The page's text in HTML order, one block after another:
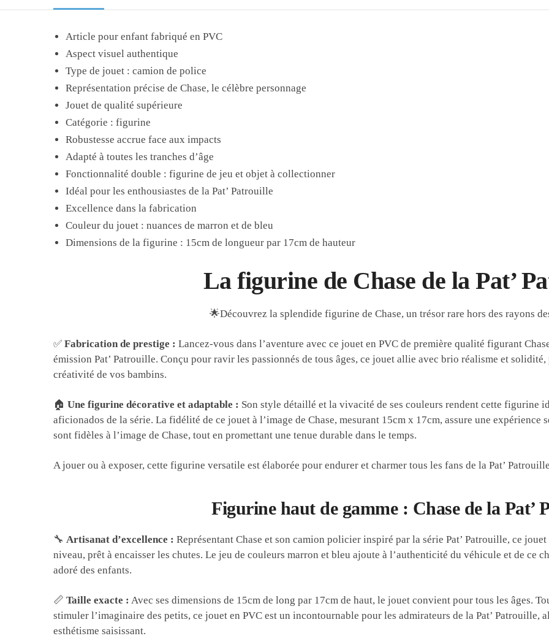
Article pour enfant fabriqué en PVC
Aspect visuel authentique
Type de jouet : camion de police
Représentation précise de Chase, le célèbre personnage
Jouet de qualité supérieure
Catégorie : figurine
Robustesse accrue face aux impacts
Adapté à toutes les tranches d’âge
Fonctionnalité double : figurine de jeu et objet à collectionner
Idéal pour les enthousiastes de la Pat’ Patrouille
Excellence dans la fabrication
Couleur du jouet : nuances de marron et de bleu
Dimensions de la figurine : 15cm de longueur par 17cm de hauteur
La figurine de Chase de la Pat’
🌟Découvrez la splendide figurine de Chase, un trésor rare hors des rayons
✅Fabrication de prestige : Lancez-vous dans l’aventure avec ce jouet en PVC de première qualité figurant
émission Pat’ Patrouille. Conçu pour ravir les passionnés de tous âges, ce jouet allie avec brio réalisme et
créativité de vos bambins.
🏠Une figurine décorative et adaptable : Son style détaillé et la vivacité de ses couleurs rendent cette figurine
aficionados de la série. La fidélité de ce jouet à l’image de Chase, mesurant 15cm x 17cm, assure une
sont fidèles à l’image de Chase, tout en promettant une tenue durable dans le temps.
A jouer ou à exposer, cette figurine versatile est élaborée pour endurer et charmer tous les fans de la Pat’
Figurine haut de gamme : Chase de la Pat’
🔧 Artisanat d’excellence : Représentant Chase et soncamion policier inspiré par la série Pat’ Patrouille, ce
niveau, prêt à encaisser les chutes. Le jeu de couleursmarron et bleu ajoute à l’authenticité du véhicule et de ce
adoré des enfants.
📏Taille exacte : Avec ses dimensions de 15cm de long par 17cm de haut, le jouet convient pour tous les âges.
stimuler l’imaginaire des petits, ce jouet en PVC est un incontournable pour les admirateurs de la Pat’ Patrouille,
esthétisme saisissant.